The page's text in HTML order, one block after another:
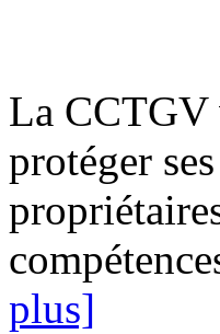
La CCTGV
protéger
plus]